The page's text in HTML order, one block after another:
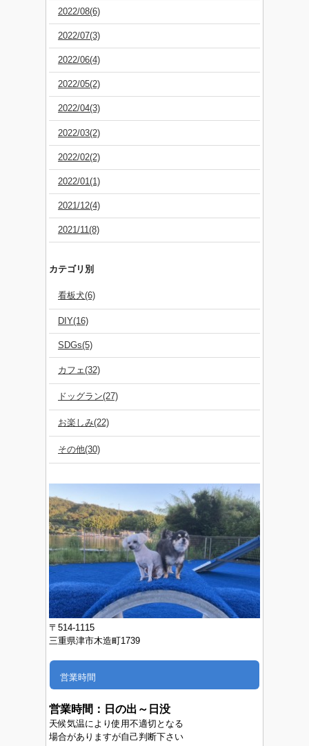
2022/08(6)
2022/07(3)
2022/06(4)
2022/05(2)
2022/04(3)
2022/03(2)
2022/02(2)
2022/01(1)
2021/12(4)
2021/11(8)
カテゴリ別
看板犬(6)
DIY(16)
SDGs(5)
カフェ(32)
ドッグラン(27)
お楽しみ(22)
その他(30)
〒514-1115
三重県津市木造町1739
営業時間
営業時間： 日の出～日没
天候気温により使用不適切となる
場合がありますが自己判断下さい